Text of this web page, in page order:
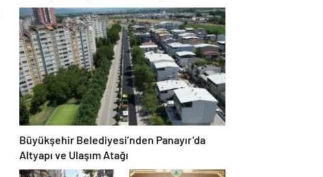
Vekili Şahin Biba
“Şehir Hastanesi
Otoparkı Bu Ay
Hizmete Açılacak”
Mudanya’nın
Altyapısında Güçlü
Yatırım
Büyükşehir Belediyesi’nden Panayır’da
Altyapı ve Ulaşım Atağı